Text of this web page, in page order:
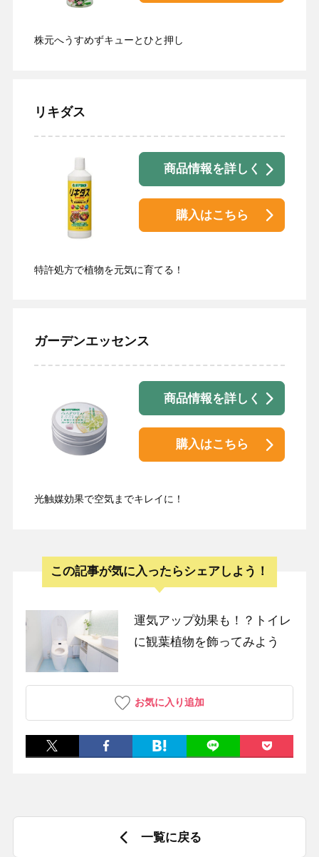
株元へうすめずキューとひと押し
リキダス
商品情報を詳しく
購入はこちら
特許処方で植物を元気に育てる！
ガーデンエッセンス
商品情報を詳しく
購入はこちら
光触媒効果で空気までキレイに！
この記事が気に入ったらシェアしよう！
運気アップ効果も！？トイレ
に観葉植物を飾ってみよう
お気に入り追加
一覧に戻る